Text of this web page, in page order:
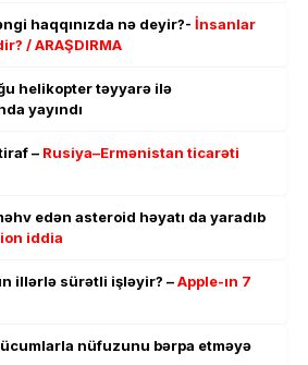
haqqınızda nə deyir?- İnsanlar
/ ARAŞDIRMA
helikopter təyyarə ilə
yayındı
– Rusiya–Ermənistan ticarəti
edən asteroid həyatı da yaradıb
iddia
illərlə sürətli işləyir? –Apple-ın 7
nüfuzunu bərpa etməyə